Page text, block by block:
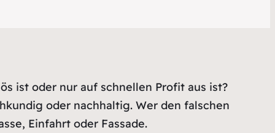
ist oder nur auf schnellen Profit aus ist?
oder nachhaltig. Wer den falschen
Einfahrt oder Fassade.